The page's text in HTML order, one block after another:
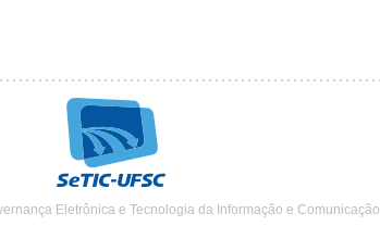
Eletrônica e Tecnologia da Informação e Comunicação